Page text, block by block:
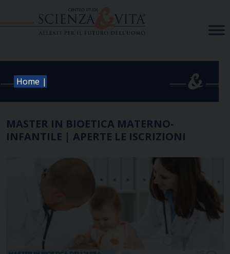
Home |
MASTER IN BIOETICA MATERNO-
INFANTILE | APERTE LE ISCRIZIONI